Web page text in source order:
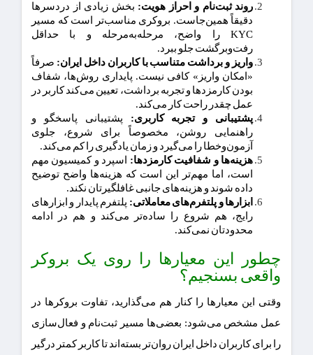
روند ثبت‌نام و احراز هویت: بخش زیادی از دردسرها
دقیقاً همین‌جاست. بروکری مناسب‌تر است که مسیر
KYC را واضح، مرحله‌به‌مرحله و با حداقل
رفت‌وبرگشت جلو ببرد.
واریز و برداشت متناسب با کاربران داخل ایران: صرفاً
«امکان واریز» کافی نیست. پایداری روش‌ها، شفاف
بودن کارمزدها و تجربه برداشت، تعیین می‌کند کاربر در
عمل چقدر راحت کار می‌کند.
پشتیبانی و تجربه کاربری: پشتیبانی پاسخگو و
راهنمایی روشن، مخصوصاً برای شروع، جلوی
آزمون‌وخطا را می‌گیرد و زمان یادگیری را کم می‌کند.
هزینه‌ها و شفافیت کارمزدها: اسپرد و کمیسیون مهم
است، اما مهم‌تر این است که هزینه‌ها واضح توضیح
داده شوند و هزینه‌های جانبی غافلگیرتان نکند.
ابزارها و پلتفرم‌های معاملاتی: پلتفرم پایدار و ابزارهای
رایج، هم شروع را ساده‌تر می‌کند و هم در ادامه
محدودتان نمی‌کند.
چطور این معیارها را روی یک بروکر
واقعی بسنجیم؟
وقتی این معیارها را کنار هم می‌گذارید، تفاوت بروکرها در
عمل مشخص می‌شود: بعضی‌ها مسیر ثبت‌نام و فعال‌سازی
را برای کاربران داخل ایران روان‌تر بسته‌اند تا کاربر کمتر درگیر